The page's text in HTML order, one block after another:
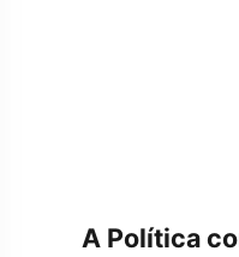
A Política